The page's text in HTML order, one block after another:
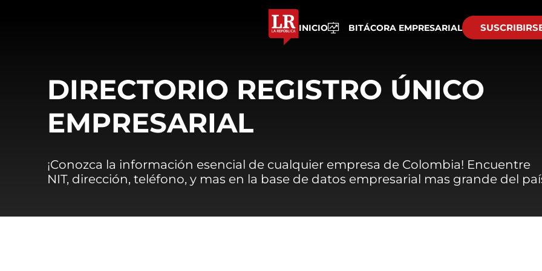
INICIO BITÁCORA EMPRESARIAL
DIRECTORIO REGISTRO ÚNICO
EMPRESARIAL
¡Conozca la información esencial de cualquier empresa de Colombia! Encuentre
NIT, dirección, teléfono, y mas en la base de datos empresarial mas grande del